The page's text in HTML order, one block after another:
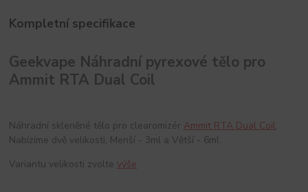
Kompletní specifikace
Geekvape Náhradní pyrexové tělo pro
Ammit RTA Dual Coil
Náhradní skleněné tělo pro clearomizér Ammit RTA Dual Coil.
Nabízíme dvě velikosti, Menší - 3ml a Větší - 6ml.
Variantu velikosti zvoltevýše